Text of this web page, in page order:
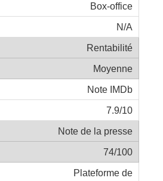
Box-office
N/A
Rentabilité
Moyenne
Note IMDb
7.9/10
Note de la presse
74/100
Plateforme de